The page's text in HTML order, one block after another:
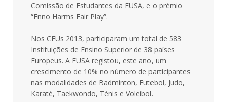
Comissão de Estudantes da EUSA, e o prémio
“Enno Harms Fair Play”.
Nos CEUs 2013, participaram um total de 583
Instituições de Ensino Superior de 38 países
Europeus. A EUSA registou, este ano, um
crescimento de 10% no número de participantes
nas modalidades de Badminton, Futebol, Judo,
Karaté, Taekwondo, Ténis e Voleibol.